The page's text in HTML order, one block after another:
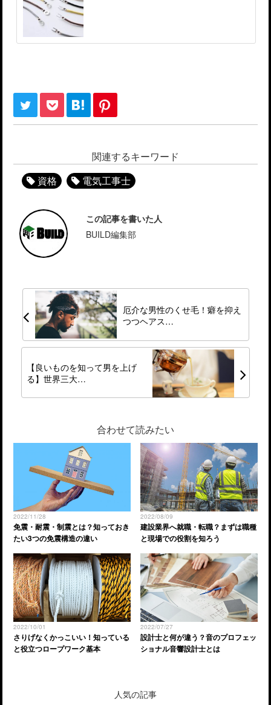
関連するキーワード
資格
電気工事士
この記事を書いた人
BUILD編集部
厄介な男性のくせ毛！癖を抑え
つつヘアス…
【良いものを知って男を上げ
る】世界三大…
合わせて読みたい
2022/11/28
免震・耐震・制震とは？知っておき
たい3つの免震構造の違い
2022/08/09
建設業界へ就職・転職？まずは職種
と現場での役割を知ろう
2022/10/01
さりげなくかっこいい！知っている
と役立つロープワーク基本
2022/07/27
設計士と何が違う？音のプロフェッ
ショナル音響設計士とは
人気の記事